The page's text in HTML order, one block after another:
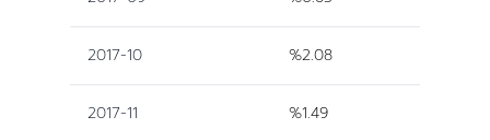
2017-10 %2.08
2017-11 %1.49